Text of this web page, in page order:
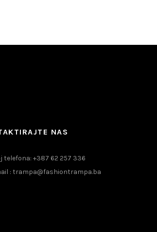
NAS
telefona: +387 62 257 336
: trampa@fashiontrampa.ba